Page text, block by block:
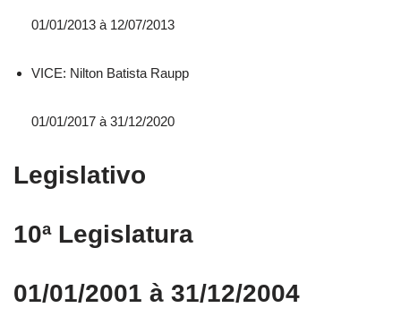
01/01/2013 à 12/07/2013
VICE: Nilton Batista Raupp
01/01/2017 à 31/12/2020
Legislativo
10ª Legislatura
01/01/2001 à 31/12/2004